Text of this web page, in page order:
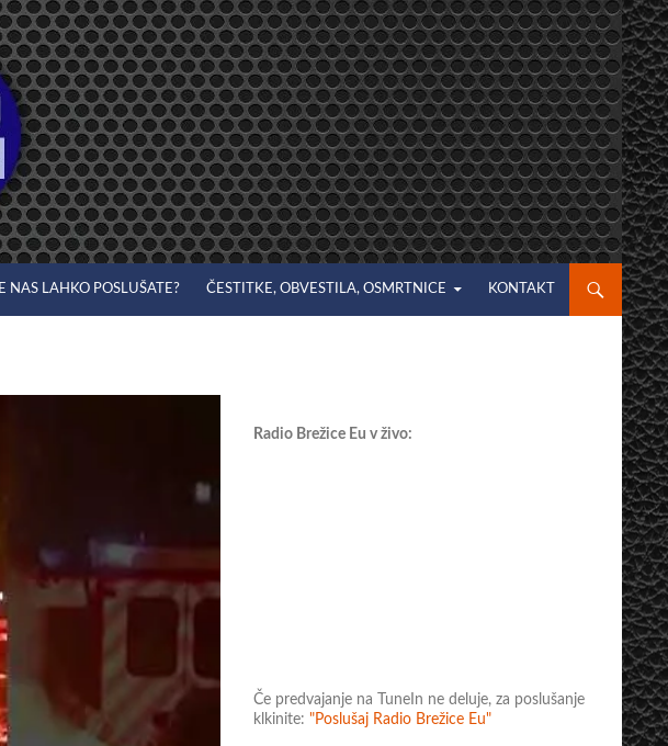
NAS LAHKO POSLUŠATE? ČESTITKE, OBVESTILA, OSMRTNICE KONTAKT
Radio Brežice Eu v živo:
Če predvajanje na TuneIn ne deluje, za poslušanje
klkinite: "Poslušaj Radio Brežice Eu"